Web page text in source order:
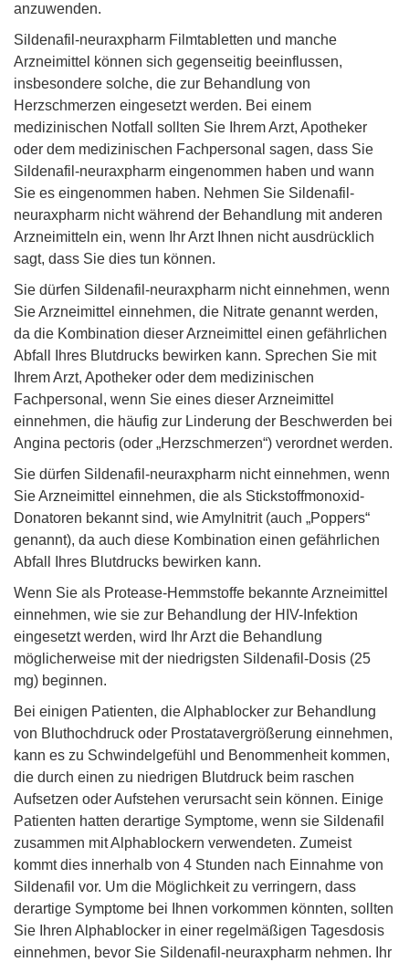
anzuwenden.
Sildenafil-neuraxpharm Filmtabletten und manche
Arzneimittel können sich gegenseitig beeinflussen,
insbesondere solche, die zur Behandlung von
Herzschmerzen eingesetzt werden. Bei einem
medizinischen Notfall sollten Sie Ihrem Arzt, Apotheker
oder dem medizinischen Fachpersonal sagen, dass Sie
Sildenafil-neuraxpharm eingenommen haben und wann
Sie es eingenommen haben. Nehmen Sie Sildenafil-
neuraxpharm nicht während der Behandlung mit anderen
Arzneimitteln ein, wenn Ihr Arzt Ihnen nicht ausdrücklich
sagt, dass Sie dies tun können.
Sie dürfen Sildenafil-neuraxpharm nicht einnehmen, wenn
Sie Arzneimittel einnehmen, die Nitrate genannt werden,
da die Kombination dieser Arzneimittel einen gefährlichen
Abfall Ihres Blutdrucks bewirken kann. Sprechen Sie mit
Ihrem Arzt, Apotheker oder dem medizinischen
Fachpersonal, wenn Sie eines dieser Arzneimittel
einnehmen, die häufig zur Linderung der Beschwerden bei
Angina pectoris (oder „Herzschmerzen“) verordnet werden.
Sie dürfen Sildenafil-neuraxpharm nicht einnehmen, wenn
Sie Arzneimittel einnehmen, die als Stickstoffmonoxid-
Donatoren bekannt sind, wie Amylnitrit (auch „Poppers“
genannt), da auch diese Kombination einen gefährlichen
Abfall Ihres Blutdrucks bewirken kann.
Wenn Sie als Protease-Hemmstoffe bekannte Arzneimittel
einnehmen, wie sie zur Behandlung der HIV-Infektion
eingesetzt werden, wird Ihr Arzt die Behandlung
möglicherweise mit der niedrigsten Sildenafil-Dosis (25
mg) beginnen.
Bei einigen Patienten, die Alphablocker zur Behandlung
von Bluthochdruck oder Prostatavergrößerung einnehmen,
kann es zu Schwindelgefühl und Benommenheit kommen,
die durch einen zu niedrigen Blutdruck beim raschen
Aufsetzen oder Aufstehen verursacht sein können. Einige
Patienten hatten derartige Symptome, wenn sie Sildenafil
zusammen mit Alphablockern verwendeten. Zumeist
kommt dies innerhalb von 4 Stunden nach Einnahme von
Sildenafil vor. Um die Möglichkeit zu verringern, dass
derartige Symptome bei Ihnen vorkommen könnten, sollten
Sie Ihren Alphablocker in einer regelmäßigen Tagesdosis
einnehmen, bevor Sie Sildenafil-neuraxpharm nehmen. Ihr